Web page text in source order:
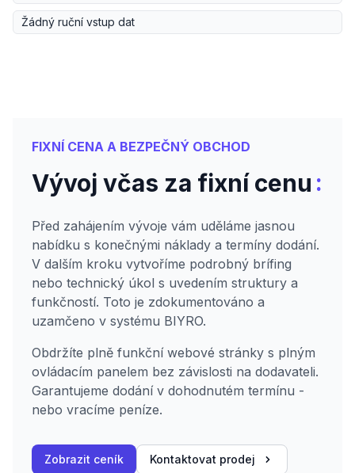
Žádný ruční vstup dat
FIXNÍ CENA A BEZPEČNÝ OBCHOD
Vývoj včas za fixní cenu :
Před zahájením vývoje vám uděláme jasnou
nabídku s konečnými náklady a termíny dodání.
V dalším kroku vytvoříme podrobný brífing
nebo technický úkol s uvedením struktury a
funkčností. Toto je zdokumentováno a
uzamčeno v systému BIYRO.
Obdržíte plně funkční webové stránky s plným
ovládacím panelem bez závislosti na dodavateli.
Garantujeme dodání v dohodnutém termínu -
nebo vracíme peníze.
Zobrazit ceník Kontaktovat prodej